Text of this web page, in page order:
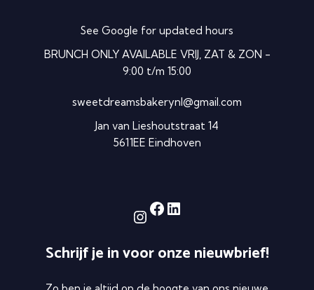
See Google for updated hours
BRUNCH ONLY AVAILABLE VRIJ, ZAT & ZON -
9:00 t/m 15:00
sweetdreamsbakerynl@gmail.com
Jan van Lieshoutstraat 14
5611EE Eindhoven
Instagram
Facebook
LinkedIn
Schrijf je in voor onze nieuwbrief!